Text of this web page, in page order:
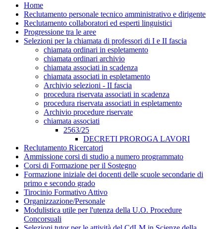
Home
Reclutamento personale tecnico amministrativo e dirigente
Reclutamento collaboratori ed esperti linguistici
Progressione tra le aree
Selezioni per la chiamata di professori di I e II fascia
chiamata ordinari in espletamento
chiamata ordinari archivio
chiamata associati in scadenza
chiamata associati in espletamento
Archivio selezioni - II fascia
procedura riservata associati in scadenza
procedura riservata associati in espletamento
Archivio procedure riservate
chiamata associati
2563/25
DECRETI PROROGA LAVORI
Reclutamento Ricercatori
Ammissione corsi di studio a numero programmato
Corsi di Formazione per il Sostegno
Formazione iniziale dei docenti delle scuole secondarie di
primo e secondo grado
Tirocinio Formativo Attivo
Organizzazione/Personale
Modulistica utile per l'utenza della U.O. Procedure
Concorsuali